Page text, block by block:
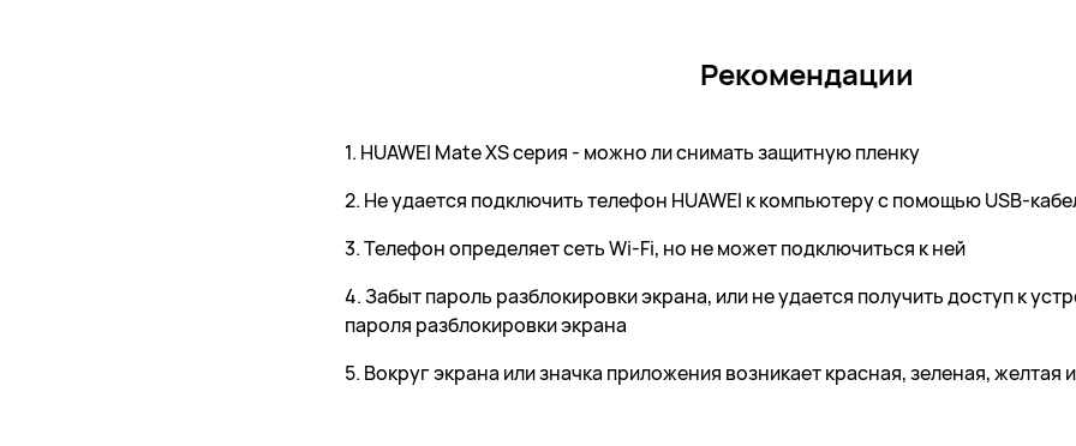
Рекомендации
1. HUAWEI Mate XS серия - можно ли снимать защитную пленку
2. Не удается подключить телефон HUAWEI к компьютеру с помощью USB-
3. Телефон определяет сеть Wi-Fi, но не может подключиться к ней
4. Забыт пароль разблокировки экрана, или не удается получить доступ к
пароля разблокировки экрана
5. Вокруг экрана или значка приложения возникает красная, зеленая, желтая